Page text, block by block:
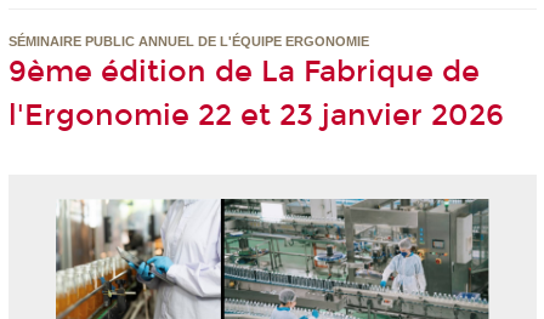
SÉMINAIRE PUBLIC ANNUEL DE L'ÉQUIPE ERGONOMIE
9ème édition de La Fabrique de
l'Ergonomie 22 et 23 janvier 2026